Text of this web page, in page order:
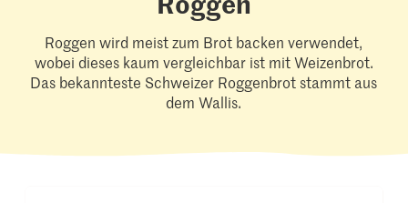
Roggen wird meist zum Brot backen verwendet,
wobei dieses kaum vergleichbar ist mit Weizenbrot.
Das bekannteste Schweizer Roggenbrot stammt aus
dem Wallis.